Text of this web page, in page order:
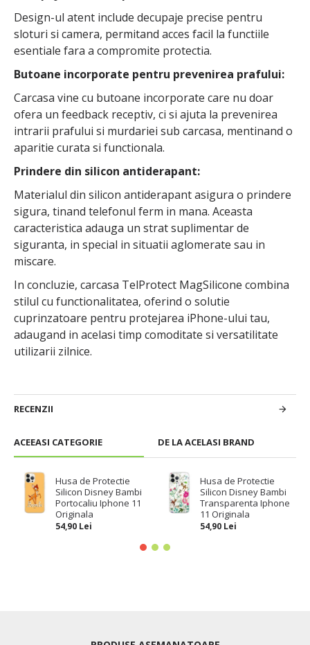
ACEEASI CATEGORIE DE LA ACELASI BRAND
Husa de Protectie
Silicon Disney Bambi
Portocaliu Iphone 11
Originala
54,90 Lei
Husa de Protectie
Silicon Disney Bambi
Transparenta Iphone
11 Originala
54,90 Lei
Design-ul atent include decupaje precise pentru
sloturi si camera, permitand acces facil la functiile
esentiale fara a compromite protectia.
Butoane incorporate pentru prevenirea prafului:
Carcasa vine cu butoane incorporate care nu doar
ofera un feedback receptiv, ci si ajuta la prevenirea
intrarii prafului si murdariei sub carcasa, mentinand o
aparitie curata si functionala.
Prindere din silicon antiderapant:
Materialul din silicon antiderapant asigura o prindere
sigura, tinand telefonul ferm in mana. Aceasta
caracteristica adauga un strat suplimentar de
siguranta, in special in situatii aglomerate sau in
miscare.
In concluzie, carcasa TelProtect MagSilicone combina
stilul cu functionalitatea, oferind o solutie
cuprinzatoare pentru protejarea iPhone-ului tau,
adaugand in acelasi timp comoditate si versatilitate
utilizarii zilnice.
RECENZII